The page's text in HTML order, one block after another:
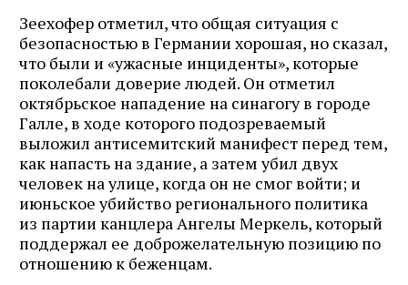
Зеехофер отметил, что общая ситуация с
безопасностью в Германии хорошая, но сказал,
что были и «ужасные инциденты», которые
поколебали доверие людей. Он отметил
октябрьское нападение на синагогу в городе
Галле, в ходе которого подозреваемый
выложил антисемитский манифест перед тем,
как напасть на здание, а затем убил двух
человек на улице, когда он не смог войти; и
июньское убийство регионального политика
из партии канцлера Ангелы Меркель, который
поддержал ее доброжелательную позицию по
отношению к беженцам.